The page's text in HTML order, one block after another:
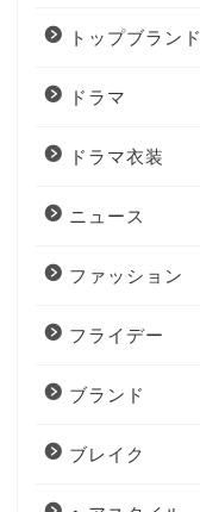
トップブランド
ドラマ
ドラマ衣装
ニュース
ファッション
フライデー
ブランド
ブレイク